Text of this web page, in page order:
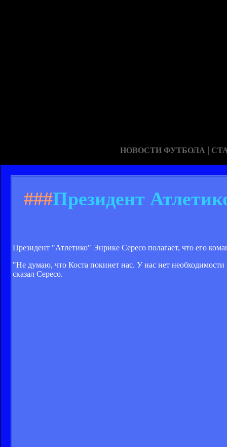
НОВОСТИ ФУТБОЛА |
###Президент
Президент "Атлетико" Энрике Сересо полагает, что его
"Не думаю, что Коста покинет нас. У нас нет
сказал Сересо.